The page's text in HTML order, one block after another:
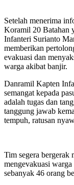
Setelah menerima
Koramil 20 Batahan
Infanteri Surianto
memberikan
evakuasi dan
warga akibat banjir.
Danramil Kapten
semangat kepada
adalah tugas dan
tanggung jawab
tempuh, ratusan
Tim segera bergerak
mengevakuasi
sebanyak 46 orang